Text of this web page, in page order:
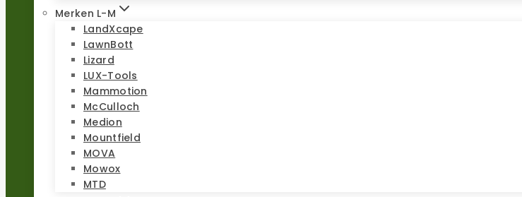
Merken L-M
LandXcape
LawnBott
Lizard
LUX-Tools
Mammotion
McCulloch
Medion
Mountfield
MOVA
Mowox
MTD